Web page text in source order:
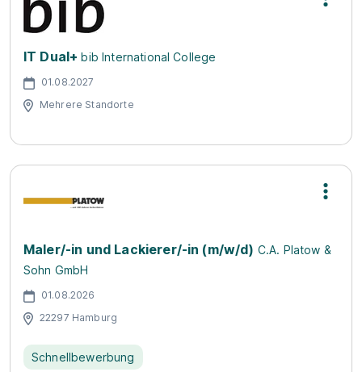
IT Dual+ bib International College
01.08.2027
Mehrere Standorte
Maler/-in und Lackierer/-in (m/w/d) C.A. Platow &
Sohn GmbH
01.08.2026
22297 Hamburg
Schnellbewerbung